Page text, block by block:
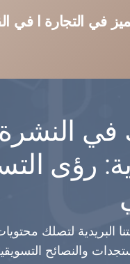
في التجارة ا في
في النشرة
رؤى
البريدية لتصلك
والنصائح